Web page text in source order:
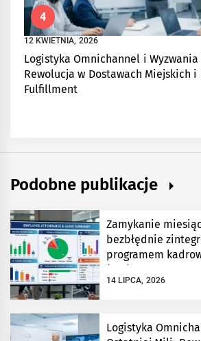
4
12 KWIETNIA, 2026
Logistyka Omnichannel i
Rewolucja w Dostawach Miejskich i
Fulfillment
Podobne publikacje
Zamykanie
bezbłędnie
programem
(erp)?
14 LIPCA, 2026
Logistyka